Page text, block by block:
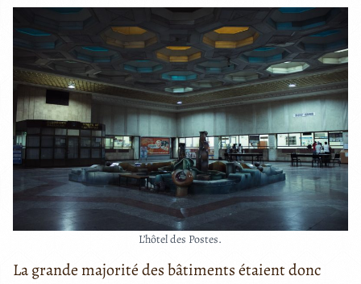
L’hôtel des Postes.
La grande majorité des bâtiments étaient donc